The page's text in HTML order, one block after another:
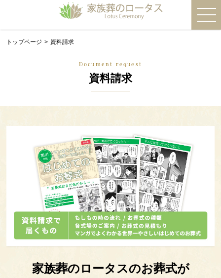
トップページ 資料請求
Document request
資料請求
家族葬のロータスのお葬式が